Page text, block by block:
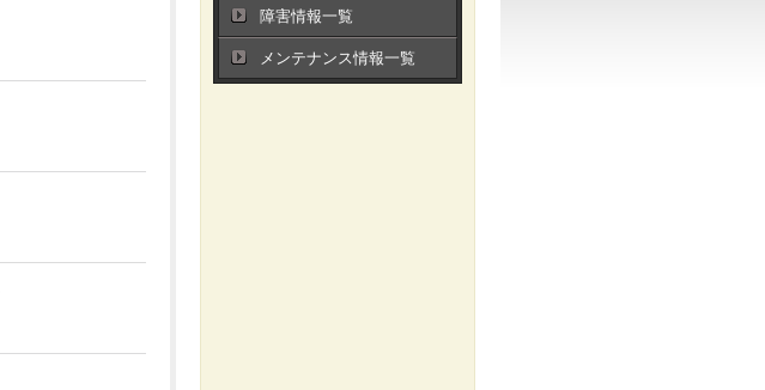
障害情報一覧
メンテナンス情報一覧